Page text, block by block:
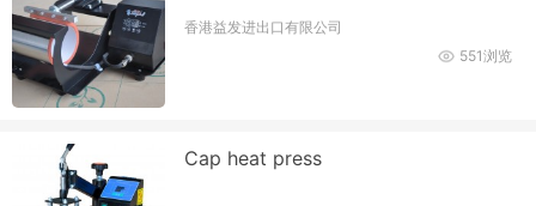
香港益发进出口有限公司
551浏览
Cap heat press